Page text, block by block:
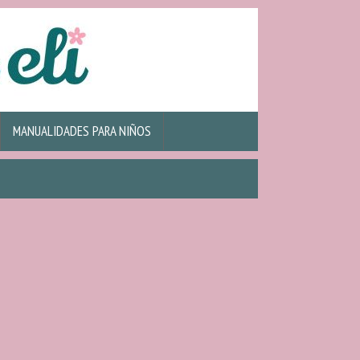
MANUALIDADES PARA NIÑOS